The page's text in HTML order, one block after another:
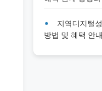
지역디지털
방법 및 혜택 안